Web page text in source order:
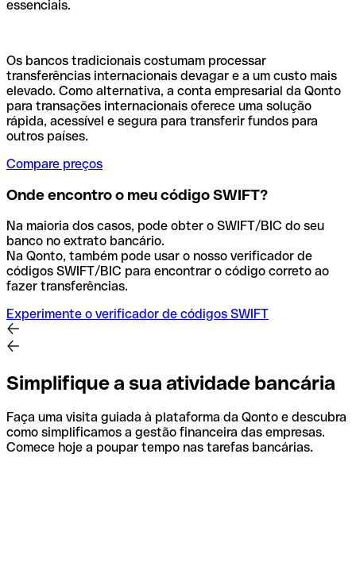
essenciais.
Os bancos tradicionais costumam processar
transferências internacionais devagar e a um custo mais
elevado. Como alternativa, a conta empresarial da Qonto
para transações internacionais oferece uma solução
rápida, acessível e segura para transferir fundos para
outros países.
Compare preços
Onde encontro o meu código SWIFT?
Na maioria dos casos, pode obter o SWIFT/BIC do seu
banco no extrato bancário.
Na Qonto, também pode usar o nosso verificador de
códigos SWIFT/BIC para encontrar o código correto ao
fazer transferências.
Experimente o verificador de códigos SWIFT
Simplifique a sua atividade bancária
Faça uma visita guiada à plataforma da Qonto e descubra
como simplificamos a gestão financeira das empresas.
Comece hoje a poupar tempo nas tarefas bancárias.